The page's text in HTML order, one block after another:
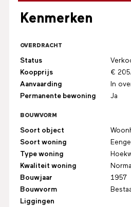
Kenmerken
OVERDRACHT
Status
Koopprijs
€
Aanvaarding
In
Permanente bewoning
Ja
BOUWVORM
Soort object
Soort woning
Type woning
Kwaliteit woning
Bouwjaar
1957
Bouwvorm
Liggingen